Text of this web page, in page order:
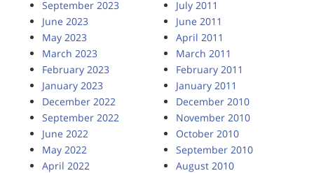
September 2023
June 2023
May 2023
March 2023
February 2023
January 2023
December 2022
September 2022
June 2022
May 2022
April 2022
July 2011
June 2011
April 2011
March 2011
February 2011
January 2011
December 2010
November 2010
October 2010
September 2010
August 2010